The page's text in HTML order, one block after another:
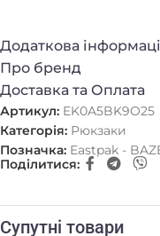
Додаткова
Про бренд
Доставка та Оплата
Артикул: EK0A5BK9O25
Категорія: Рюкзаки
Позначка: Eastpak -
Поділитися:
Супутні товари